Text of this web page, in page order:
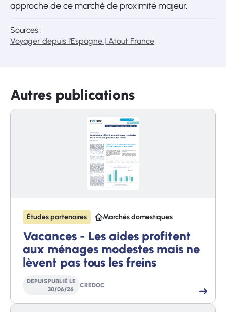
approche de ce marché de proximité majeur.
Sources :
Voyager depuis l'Espagne | Atout France
Autres publications
Études partenaires Marchés domestiques
Vacances - Les aides profitent
aux ménages modestes mais ne
lèvent pas tous les freins
DEPUISPUBLIÉ LE
30/06/26
CREDOC